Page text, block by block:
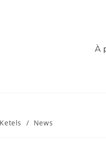
À
Ketels / News